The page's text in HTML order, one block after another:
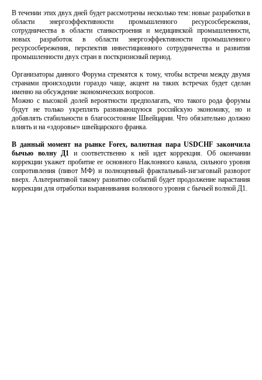
В течении этих двух дней будет рассмотрены несколько тем: новые разработки в
области энергоэффективности промышленного ресурсосбережения,
сотрудничества в области станкостроения и медицинской промышленности,
новых разработок в области энергоэффективности промышленного
ресурсосбережения, перспектив инвестиционного сотрудничества и развития
промышленности двух стран в посткризисный период.
Организаторы данного Форума стремятся к тому, чтобы встречи между двумя
странами происходили гораздо чаще, акцент на таких встречах будет сделан
именно на обсуждение экономических вопросов.
Можно с высокой долей вероятности предполагать, что такого рода форумы
будут не только укреплять развивающуюся российскую экономику, но и
добавлять стабильности в благосостояние Швейцарии. Что обязательно должно
влиять и на «здоровье» швейцарского франка.
В данный момент на рынке Forex, валютная пара USDCHF закончила
бычью волну Д1 и соответственно к ней идет коррекция. Об окончании
коррекции укажет пробитие ее основного Наклонного канала, сильного уровня
сопротивления (пивот МФ) и полноценный фрактальный-зигзаговый разворот
вверх. Альтернативой такому развитию событий будет продолжение нарастания
коррекции для отработки выравнивания волнового уровня с бычьей волной Д1.